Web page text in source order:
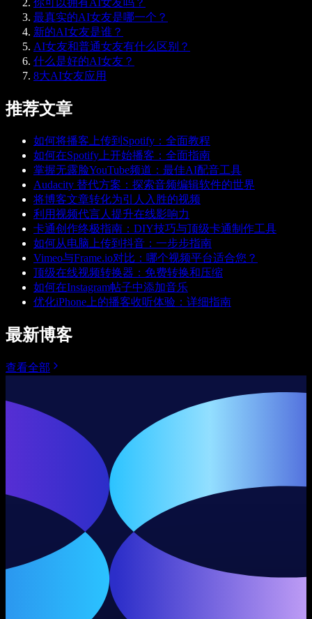
你可以拥有AI女友吗？
最真实的AI女友是哪一个？
新的AI女友是谁？
AI女友和普通女友有什么区别？
什么是好的AI女友？
8大AI女友应用
推荐文章
如何将播客上传到Spotify：全面教程
如何在Spotify上开始播客：全面指南
掌握无露脸YouTube频道：最佳AI配音工具
Audacity 替代方案：探索音频编辑软件的世界
将博客文章转化为引人入胜的视频
利用视频代言人提升在线影响力
卡通创作终极指南：DIY技巧与顶级卡通制作工具
如何从电脑上传到抖音：一步步指南
Vimeo与Frame.io对比：哪个视频平台适合您？
顶级在线视频转换器：免费转换和压缩
如何在Instagram帖子中添加音乐
优化iPhone上的播客收听体验：详细指南
最新博客
查看全部